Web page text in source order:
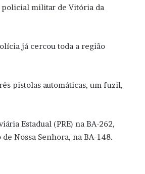
policial militar de Vitória da
já cercou toda a região
pistolas automáticas, um fuzil,
Estadual (PRE) na BA-262,
Nossa Senhora, na BA-148.